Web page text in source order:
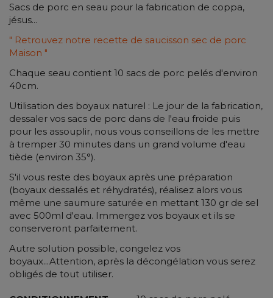
Sacs de porc en seau pour la fabrication de coppa,
jésus...
" Retrouvez notre recette de saucisson sec de porc
Maison "
Chaque seau contient 10 sacs de porc pelés d'environ
40cm.
Utilisation des boyaux naturel : Le jour de la fabrication,
dessaler vos sacs de porc dans de l'eau froide puis
pour les assouplir, nous vous conseillons de les mettre
à tremper 30 minutes dans un grand volume d'eau
tiède (environ 35°).
S'il vous reste des boyaux après une préparation
(boyaux dessalés et réhydratés), réalisez alors vous
même une saumure saturée en mettant 130 gr de sel
avec 500ml d'eau. Immergez vos boyaux et ils se
conserveront parfaitement.
Autre solution possible, congelez vos
boyaux...Attention, après la décongélation vous serez
obligés de tout utiliser.